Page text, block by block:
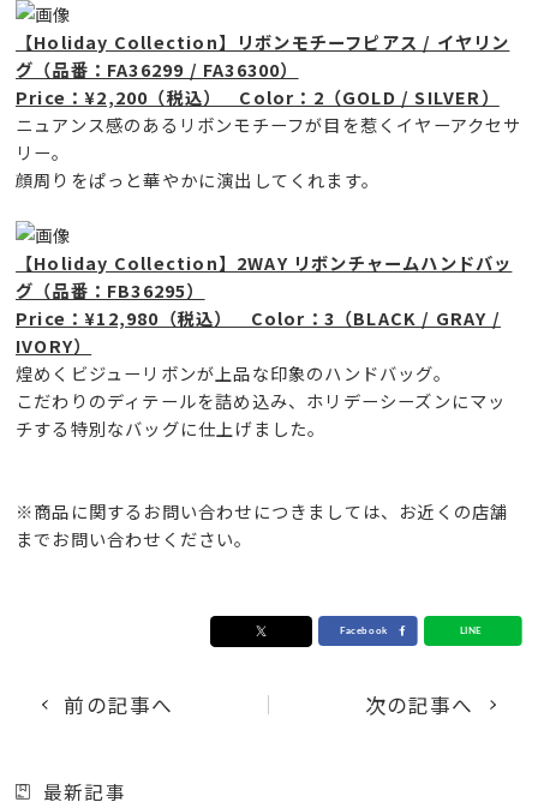
【Holiday Collection】リボンモチーフピアス / イヤリン
グ（品番：FA36299 / FA36300）
Price：¥2,200（税込） Color：2（GOLD / SILVER）
ニュアンス感のあるリボンモチーフが目を惹くイヤーアクセサ
リー。
顔周りをぱっと華やかに演出してくれます。
【Holiday Collection】2WAY リボンチャームハンドバッ
グ（品番：FB36295）
Price：¥12,980（税込） Color：3（BLACK / GRAY /
IVORY）
煌めくビジューリボンが上品な印象のハンドバッグ。
こだわりのディテールを詰め込み、ホリデーシーズンにマッ
チする特別なバッグに仕上げました。
※商品に関するお問い合わせにつきましては、お近くの店舗
までお問い合わせください。
前の記事へ 次の記事へ
最新記事